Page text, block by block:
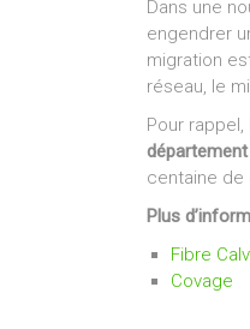
Dans une
engendrer
migration
réseau, le
Pour
centaine de
Plus
Fibre
Covage